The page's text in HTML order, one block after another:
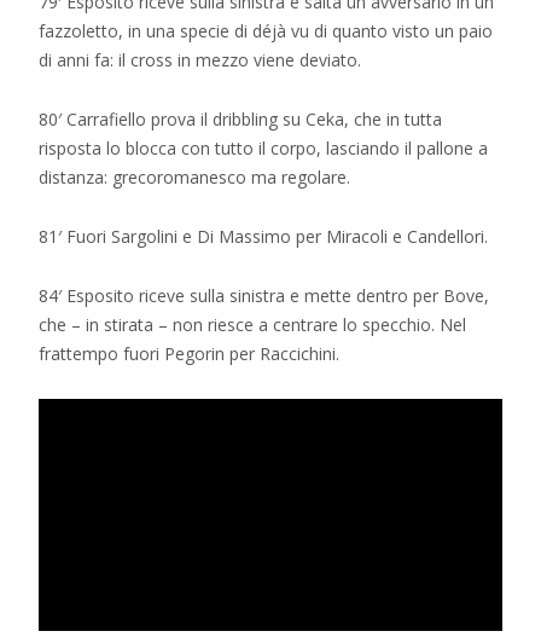
fazzoletto, in una specie di déjà vu di quanto visto un paio
di anni fa: il cross in mezzo viene deviato.
80′ Carrafiello prova il dribbling su Ceka, che in tutta
risposta lo blocca con tutto il corpo, lasciando il pallone a
distanza: grecoromanesco ma regolare.
81′ Fuori Sargolini e Di Massimo per Miracoli e Candellori.
84′ Esposito riceve sulla sinistra e mette dentro per Bove,
che – in stirata – non riesce a centrare lo specchio. Nel
frattempo fuori Pegorin per Raccichini.